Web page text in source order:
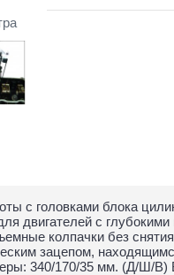
с головками блока
двигателей с
колпачки без
зацепом,
340/170/35 мм. (Д/Ш/В)